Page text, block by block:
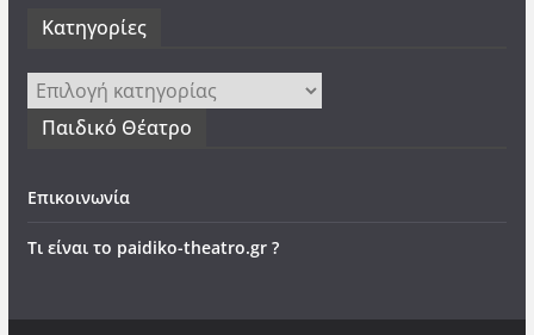
Kατηγορίες
Kατηγορίες
Παιδικό Θέατρο
Επικοινωνία
Τι είναι το paidiko-theatro.gr ?